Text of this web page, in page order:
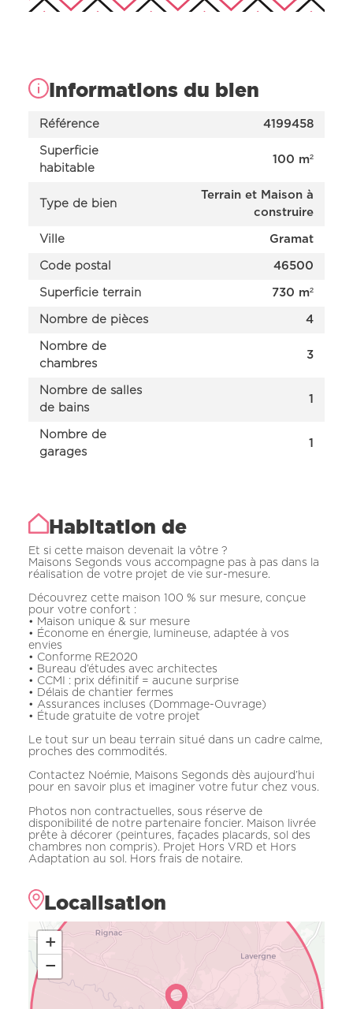
Nos projets en cours d’étude
Informations du bien
Référence 4199458
Superficie
habitable
100 m²
Type de bien
Terrain et Maison à
construire
Ville Gramat
Code postal 46500
Superficie terrain 730 m²
Nombre de pièces 4
Nombre de
chambres
3
Nombre de salles
de bains
1
Nombre de
garages
1
Habitation de
Et si cette maison devenait la vôtre ?
Maisons Segonds vous accompagne pas à pas dans la
réalisation de votre projet de vie sur-mesure.
Découvrez cette maison 100 % sur mesure, conçue
pour votre confort :
• Maison unique & sur mesure
• Économe en énergie, lumineuse, adaptée à vos
envies
• Conforme RE2020
• Bureau d’études avec architectes
• CCMI : prix définitif = aucune surprise
• Délais de chantier fermes
• Assurances incluses (Dommage-Ouvrage)
• Étude gratuite de votre projet
Le tout sur un beau terrain situé dans un cadre calme,
proches des commodités.
Contactez Noémie, Maisons Segonds dès aujourd’hui
pour en savoir plus et imaginer votre futur chez vous.
Photos non contractuelles, sous réserve de
disponibilité de notre partenaire foncier. Maison livrée
prête à décorer (peintures, façades placards, sol des
chambres non compris). Projet Hors VRD et Hors
Adaptation au sol. Hors frais de notaire.
Localisation
+
−